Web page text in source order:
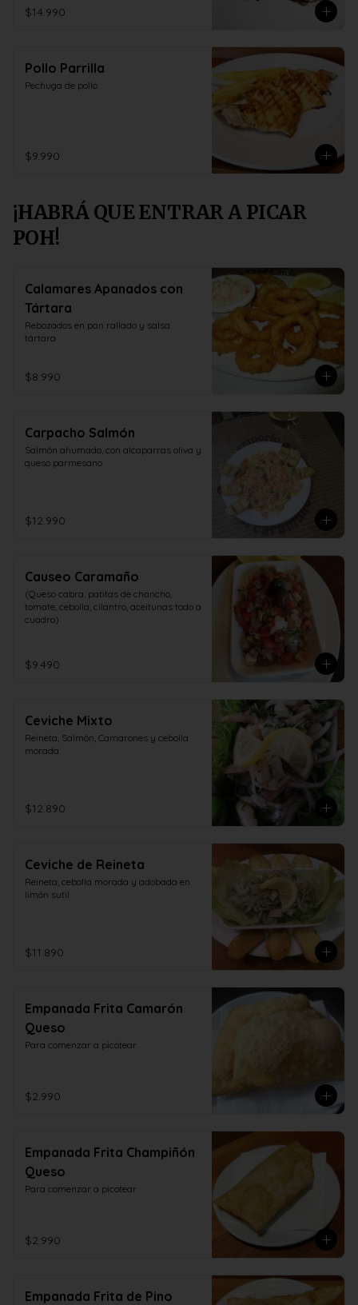
$14.990
Pollo Parrilla
Pechuga de pollo
$9.990
¡HABRÁ QUE ENTRAR A PICAR
POH!
Calamares Apanados con
Tártara
Rebozados en pan rallado y salsa
tártara
$8.990
Carpacho Salmón
Salmón ahumado, con alcaparras oliva y
queso parmesano
$12.990
Causeo Caramaño
(Queso cabra, patitas de chancho,
tomate, cebolla, cilantro, aceitunas todo a
cuadro)
$9.490
Ceviche Mixto
Reineta, Salmón, Camarones y cebolla
morada
$12.890
Ceviche de Reineta
Reineta, cebolla morada y adobada en
limón sutil
$11.890
Empanada Frita Camarón
Queso
Para comenzar a picotear
$2.990
Empanada Frita Champiñón
Queso
Para comenzar a picotear
$2.990
Empanada Frita de Pino